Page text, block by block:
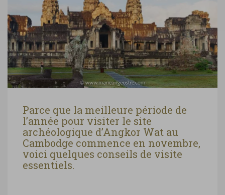
Parce que la meilleure période de
l’année pour visiter le site
archéologique d’Angkor Wat au
Cambodge commence en novembre,
voici quelques conseils de visite
essentiels.